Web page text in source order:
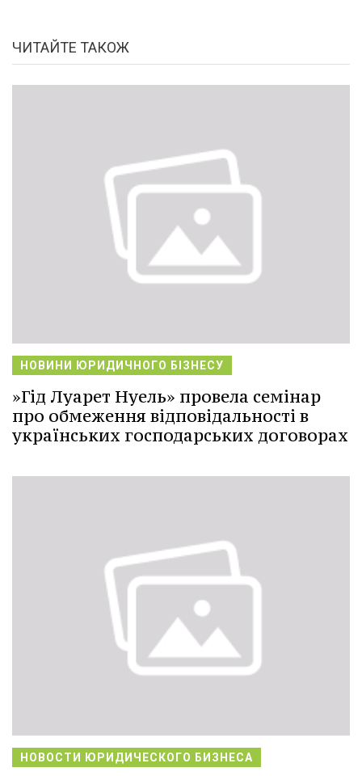
ЧИТАЙТЕ ТАКОЖ
НОВИНИ ЮРИДИЧНОГО БІЗНЕСУ
»Гід Луарет Нуель» провела семінар
про обмеження відповідальності в
українських господарських договорах
НОВОСТИ ЮРИДИЧЕСКОГО БИЗНЕСА